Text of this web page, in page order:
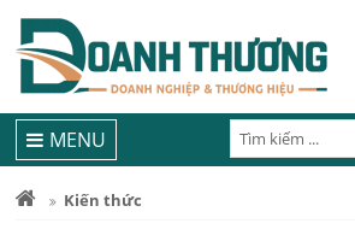
MENU
Kiến thức